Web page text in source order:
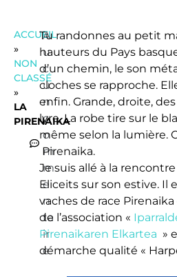
ACCUEIL
»
NON
CLASSÉ
»
LA
PIRENAIKA
A
u
c
u
n
c
o
m
m
e
n
ta
ir
e
Tu randonnes au petit
hauteurs du Pays
d’un chemin, le son
cloches se rapproche.
enfin. Grande, droite,
lyre. La robe tire sur le
même selon la lumière.
Pirenaika.
Je suis allé à la
Eliceits sur son estive. Il
vaches de race
de l’association «
Pirenaikaren Elkartea »
démarche qualité «